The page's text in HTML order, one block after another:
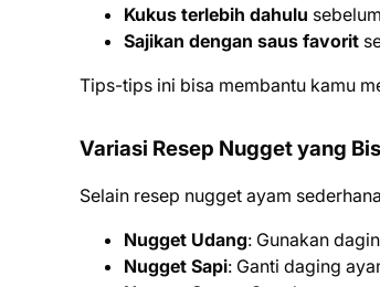
Kukus terlebih dahulu
Sajikan dengan saus favorit
Tips-tips ini bisa membantu kamu
Variasi Resep Nugget yang
Selain resep nugget ayam
Nugget Udang: Gunakan
Nugget Sapi: Ganti daging